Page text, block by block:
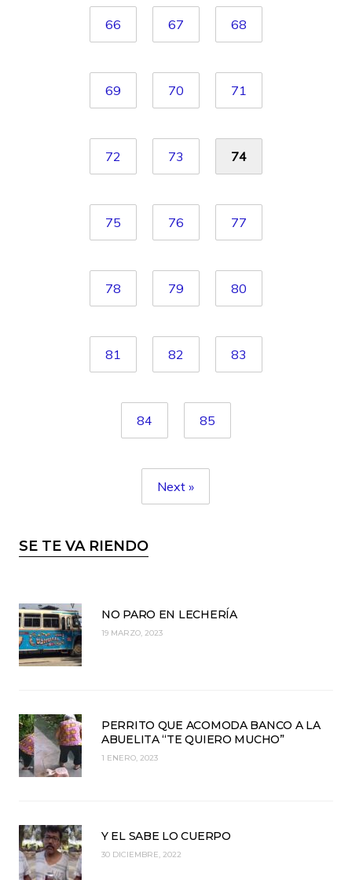
66 67 68
69 70 71
72 73 74
75 76 77
78 79 80
81 82 83
84 85
Next »
SE TE VA RIENDO
NO PARO EN LECHERÍA
19 MARZO, 2023
PERRITO QUE ACOMODA BANCO A LA
ABUELITA “TE QUIERO MUCHO”
1 ENERO, 2023
Y EL SABE LO CUERPO
30 DICIEMBRE, 2022